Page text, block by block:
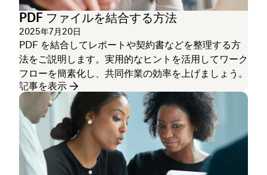
PDF ファイルを結合する方法
2025年7月20日
PDF を結合してレポートや契約書などを整理する方
法をご説明します。実用的なヒントを活用してワーク
フローを簡素化し、共同作業の効率を上げましょう。
記事を表示